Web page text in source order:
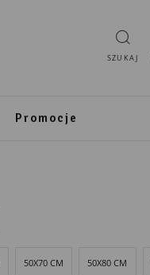
SZUKAJ
Promocje
50X70 CM 50X80 CM